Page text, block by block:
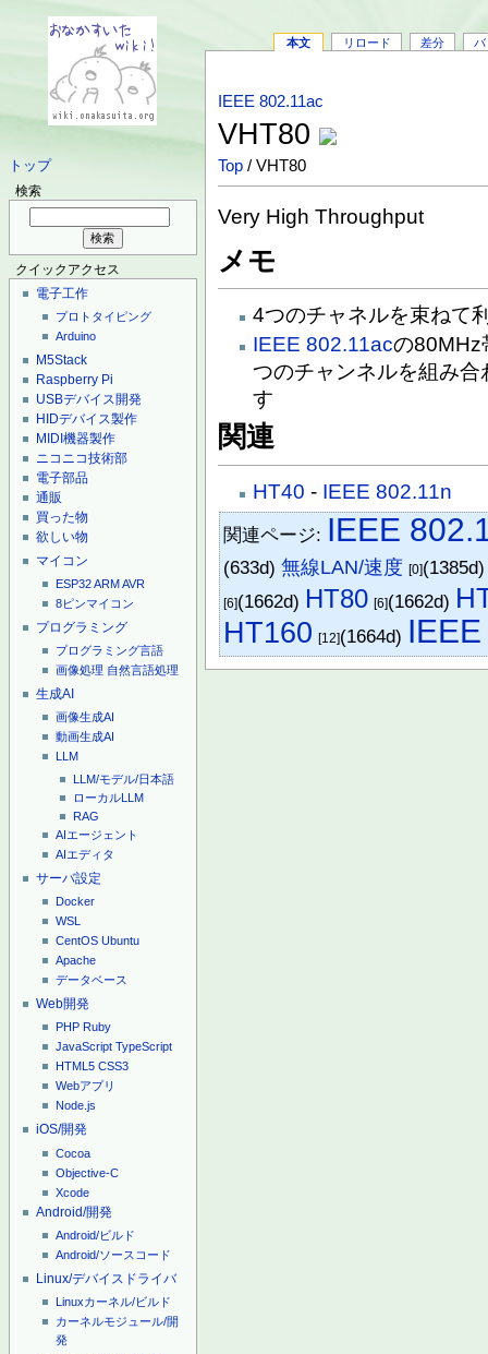
トップ
検索
クイックアクセス
電子工作
プロトタイピング
Arduino
M5Stack
Raspberry Pi
USBデバイス開発
HIDデバイス製作
MIDI機器製作
ニコニコ技術部
電子部品
通販
買った物
欲しい物
マイコン
ESP32ARMAVR
8ピンマイコン
プログラミング
プログラミング言語
画像処理 自然言語処理
生成AI
画像生成AI
動画生成AI
LLM
LLM/モデル/日本語
ローカルLLM
RAG
AIエージェント
AIエディタ
サーバ設定
Docker
WSL
CentOS Ubuntu
Apache
データベース
Web開発
PHP Ruby
JavaScript TypeScript
HTML5 CSS3
Webアプリ
Node.js
iOS/開発
Cocoa
Objective-C
Xcode
Android/開発
Android/ビルド
Android/ソースコード
Linux/デバイスドライバ
Linuxカーネル/ビルド
カーネルモジュール/開
発
本文 リロード 差分 バ
IEEE 802.11ac
VHT80
Top / VHT80
Very High Throughput
メモ
4つのチャネルを束ねて
IEEE 802.11acの80MHz
つのチャンネルを組み
す
関連
HT40 - IEEE 802.11n
関連ページ: IEEE
(633d)無線LAN/速度 [0]
[6](1662d) HT80 [6](1662d)
HT160 [12](1664d)